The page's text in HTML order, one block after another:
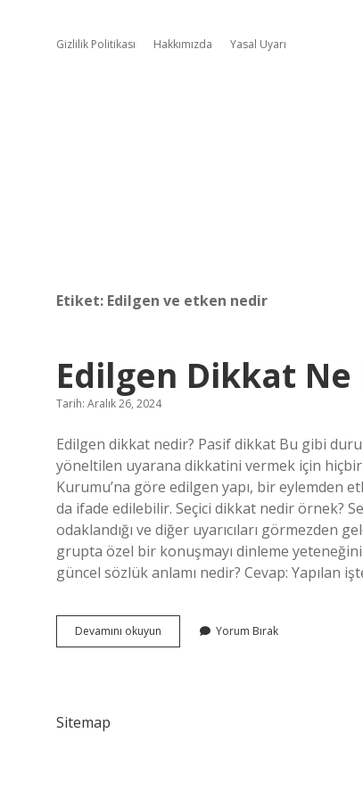
Gizlilik Politikası Hakkımızda Yasal Uyarı
Etiket: Edilgen ve etken nedir
Edilgen Dikkat Ne
Tarih: Aralık 26, 2024
Edilgen dikkat nedir? Pasif dikkat Bu gibi
yöneltilen uyarana dikkatini vermek için
Kurumu’na göre edilgen yapı, bir eylemden
da ifade edilebilir. Seçici dikkat nedir örnek?
odaklandığı ve diğer uyarıcıları görmezden
grupta özel bir konuşmayı dinleme
güncel sözlük anlamı nedir? Cevap: Yapılan
Devamını okuyun
Dikkat
Yorum Bırak
Sitemap